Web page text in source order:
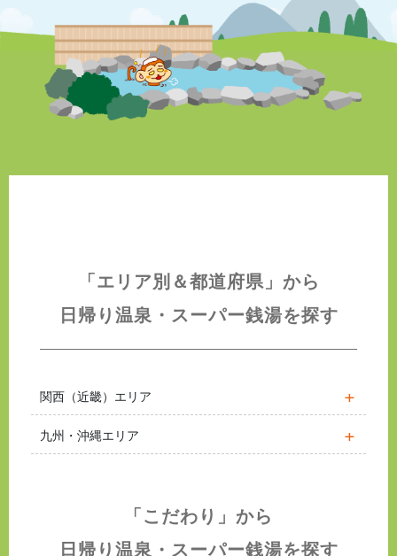
「エリア別＆都道府県」から
日帰り温泉・スーパー銭湯を探す
関西（近畿）エリア
九州・沖縄エリア
「こだわり」から
日帰り温泉・スーパー銭湯を探す